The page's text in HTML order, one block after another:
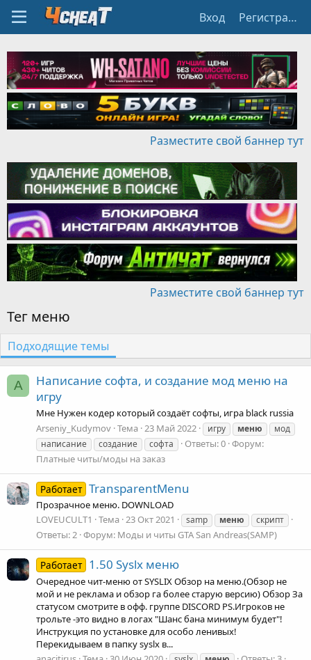
Вход Регистрация
Разместите свой баннер тут
Разместите свой баннер тут
Тег меню
Подходящие темы
A
Написание софта, и создание мод меню на
игру
Мне Нужен кодер который создаёт софты, игра black russia
Arseniy_Kudymov Тема 23 Май 2022 игру меню
мод
написание
создание софта Ответы: 0 Форум:
Платные читы/моды на заказ
Работает TransparentMenu
Прозрачное меню. DOWNLOAD
LOVEUCULT1
Тема 23 Окт 2021 samp меню скрипт
Ответы: 2 Форум: Моды и читы GTA San Andreas(SAMP)
Работает 1.50 Syslx меню
Очередное чит-меню от SYSLIX Обзор на меню.(Обзор не
мой и не реклама и обзор га более старую версию) Обзор За
статусом смотрите в офф. группе DISCORD PS.Игроков не
трольте -это видно в логах "Шанс бана минимум будет"!
Инструкция по установке для особо ленивых!
Перекидываем в папку syslx в...